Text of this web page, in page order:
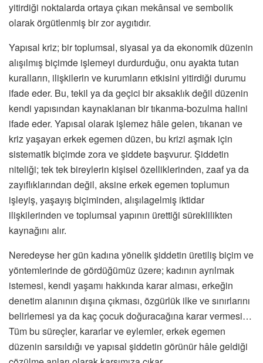
yitirdiği noktalarda ortaya çıkan mekânsal ve sembolik
olarak örgütlenmiş bir zor aygıtıdır.
Yapısal kriz; bir toplumsal, siyasal ya da ekonomik düzenin
alışılmış biçimde işlemeyi durdurduğu, onu ayakta tutan
kuralların, ilişkilerin ve kurumların etkisini yitirdiği durumu
ifade eder. Bu, tekil ya da geçici bir aksaklık değil düzenin
kendi yapısından kaynaklanan bir tıkanma-bozulma halini
ifade eder. Yapısal olarak işlemez hâle gelen, tıkanan ve
kriz yaşayan erkek egemen düzen, bu krizi aşmak için
sistematik biçimde zora ve şiddete başvurur. Şiddetin
niteliği; tek tek bireylerin kişisel özelliklerinden, zaaf ya da
zayıflıklarından değil, aksine erkek egemen toplumun
işleyiş, yaşayış biçiminden, alışılagelmiş iktidar
ilişkilerinden ve toplumsal yapının ürettiği süreklilikten
kaynağını alır.
Neredeyse her gün kadına yönelik şiddetin üretiliş biçim ve
yöntemlerinde de gördüğümüz üzere; kadının ayrılmak
istemesi, kendi yaşamı hakkında karar alması, erkeğin
denetim alanının dışına çıkması, özgürlük ilke ve sınırlarını
belirlemesi ya da kaç çocuk doğuracağına karar vermesi…
Tüm bu süreçler, kararlar ve eylemler, erkek egemen
düzenin sarsıldığı ve yapısal şiddetin görünür hâle geldiği